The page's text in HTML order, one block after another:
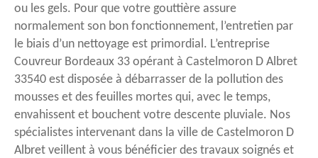
ou les gels. Pour que votre gouttière assure
normalement son bon fonctionnement, l’entretien par
le biais d’un nettoyage est primordial. L’entreprise
Couvreur Bordeaux 33 opérant à Castelmoron D Albret
33540 est disposée à débarrasser de la pollution des
mousses et des feuilles mortes qui, avec le temps,
envahissent et bouchent votre descente pluviale. Nos
spécialistes intervenant dans la ville de Castelmoron D
Albret veillent à vous bénéficier des travaux soignés et